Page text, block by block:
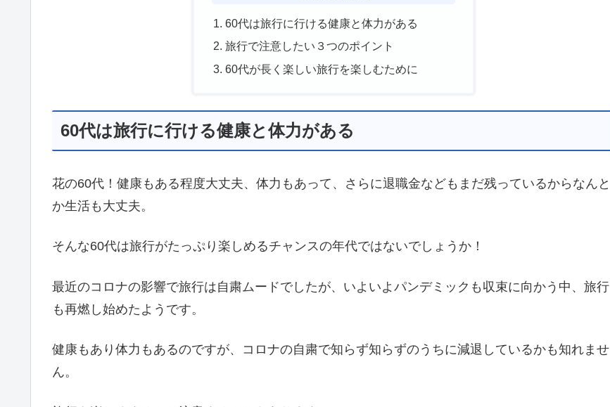
60代は旅行に行ける健康と体力がある
旅行で注意したい３つのポイント
60代が長く楽しい旅行を楽しむために
60代は旅行に行ける健康と体力がある
花の60代！健康もある程度大丈夫、体力もあって、さらに退職金などもまだ残っているからなんと
か生活も大丈夫。
そんな60代は旅行がたっぷり楽しめるチャンスの年代ではないでしょうか！
最近のコロナの影響で旅行は自粛ムードでしたが、いよいよパンデミックも収束に向かう中、旅行
も再燃し始めたようです。
健康もあり体力もあるのですが、コロナの自粛で知らず知らずのうちに減退しているかも知れませ
ん。